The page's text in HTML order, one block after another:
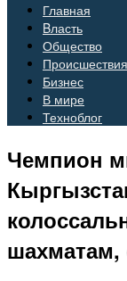
Главная
Bласть
Общество
Происшествия
Бизнес
В мире
Техноблог
Чемпион
шахматам,